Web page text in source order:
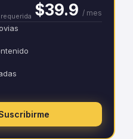
$39.9 / mes